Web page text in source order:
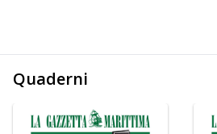
Quaderni